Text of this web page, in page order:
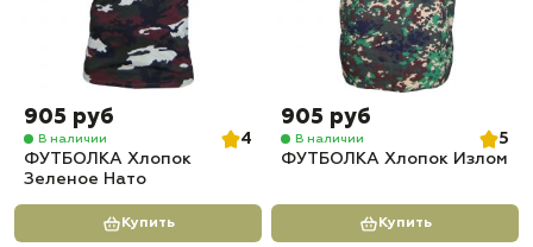
905 руб
В наличии
4
ФУТБОЛКА Хлопок
Зеленое Нато
Купить
905 руб
В наличии
5
ФУТБОЛКА Хлопок Излом
Купить